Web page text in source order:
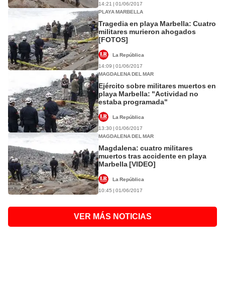
14:21 | 01/06/2017
PLAYA MARBELLA
Tragedia en playa Marbella: Cuatro
militares murieron ahogados
[FOTOS]
La República
14:09 | 01/06/2017
MAGDALENA DEL MAR
Ejército sobre militares muertos en
playa Marbella: "Actividad no
estaba programada"
La República
13:30 | 01/06/2017
MAGDALENA DEL MAR
Magdalena: cuatro militares
muertos tras accidente en playa
Marbella [VIDEO]
La República
10:45 | 01/06/2017
VER MÁS NOTICIAS